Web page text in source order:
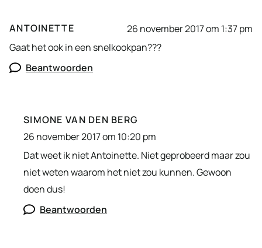
ANTOINETTE
26 november 2017 om 1:37 pm
Gaat het ook in een snelkookpan???
Beantwoorden
SIMONE VAN DEN BERG
26 november 2017 om 10:20 pm
Dat weet ik niet Antoinette. Niet geprobeerd maar zou
niet weten waarom het niet zou kunnen. Gewoon
doen dus!
Beantwoorden